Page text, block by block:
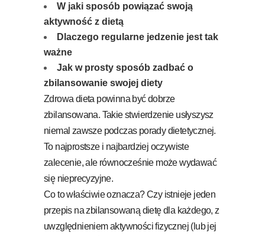
W jaki sposób powiązać swoją
aktywność z dietą
Dlaczego regularne jedzenie jest tak
ważne
Jak w prosty sposób zadbać o
zbilansowanie swojej diety
Zdrowa dieta powinna być dobrze
zbilansowana. Takie stwierdzenie usłyszysz
niemal zawsze podczas porady dietetycznej.
To najprostsze i najbardziej oczywiste
zalecenie, ale równocześnie może wydawać
się nieprecyzyjne.
Co to właściwie oznacza? Czy istnieje jeden
przepis na zbilansowaną dietę dla każdego, z
uwzględnieniem aktywności fizycznej (lub jej